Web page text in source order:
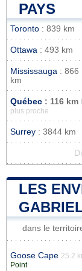
PAYS
Toronto : 839 km
Ottawa : 493 km
Mississauga : 866
km
Québec : 116 km
plus proche
Surrey : 3844 km
LES
dans le
Goose Cape 25.2
Point